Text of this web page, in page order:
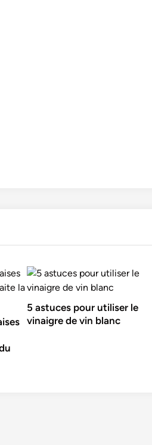
5 astuces pour utiliser le
vinaigre de vin blanc